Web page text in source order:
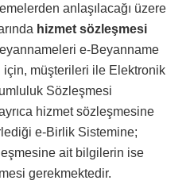
anlaşılacağı üzere
hizmet sözleşmesi
e-Beyanname
müşterileri ile Elektronik
Sözleşmesi
hizmet sözleşmesine
e-Birlik Sistemine;
ait bilgilerin ise
gerekmektedir.